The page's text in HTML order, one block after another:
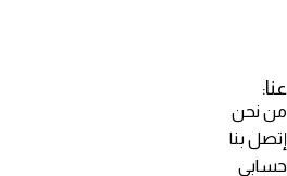
عنا:
من نحن
إتصل بنا
حسابي